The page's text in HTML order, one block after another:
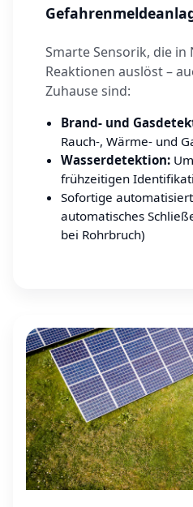
Smarte Sensorik, die
Reaktionen auslöst –
Zuhause sind:
Brand- und
Rauch-, Wärme- und
Wasserdetektion:
frühzeitigen
Sofortige
automatisches
bei Rohrbruch)